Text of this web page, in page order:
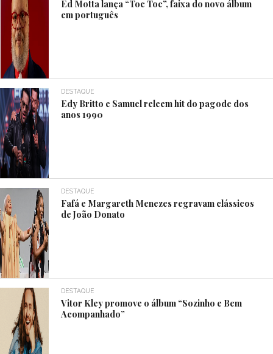
Ed Motta lança “Toc Toc”, faixa do novo álbum
em português
DESTAQUE
Edy Britto e Samuel releem hit do pagode dos
anos 1990
DESTAQUE
Fafá e Margareth Menezes regravam clássicos
de João Donato
DESTAQUE
Vitor Kley promove o álbum “Sozinho e Bem
Acompanhado”